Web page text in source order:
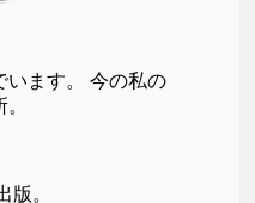
います。 今の私の
版。